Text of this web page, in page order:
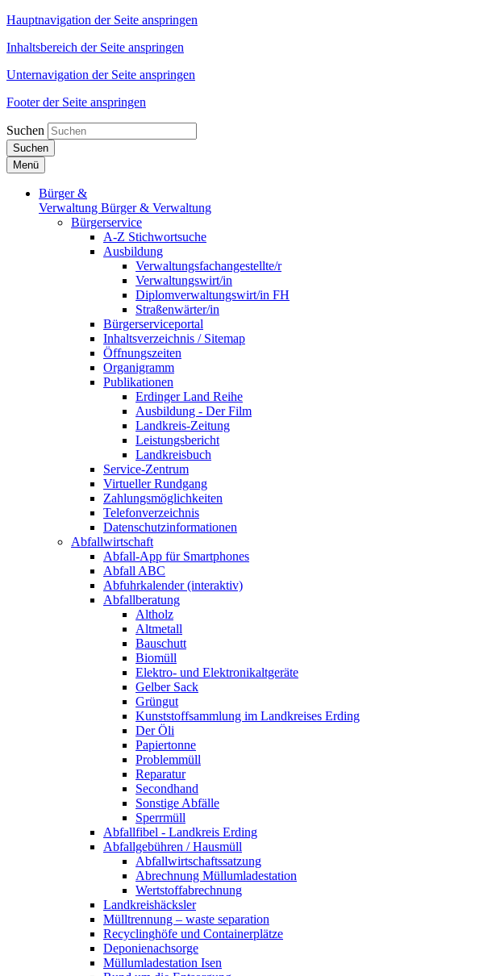
Hauptnavigation der Seite anspringen
Inhaltsbereich der Seite anspringen
Unternavigation der Seite anspringen
Footer der Seite anspringen
Suchen
Suchen
Menü
Bürger &
Verwaltung Bürger & Verwaltung
Bürgerservice
A-Z Stichwortsuche
Ausbildung
Verwaltungsfachangestellte/r
Verwaltungswirt/in
Diplomverwaltungswirt/in FH
Straßenwärter/in
Bürgerserviceportal
Inhaltsverzeichnis / Sitemap
Öffnungszeiten
Organigramm
Publikationen
Erdinger Land Reihe
Ausbildung - Der Film
Landkreis-Zeitung
Leistungsbericht
Landkreisbuch
Service-Zentrum
Virtueller Rundgang
Zahlungsmöglichkeiten
Telefonverzeichnis
Datenschutzinformationen
Abfallwirtschaft
Abfall-App für Smartphones
Abfall ABC
Abfuhrkalender (interaktiv)
Abfallberatung
Altholz
Altmetall
Bauschutt
Biomüll
Elektro- und Elektronikaltgeräte
Gelber Sack
Grüngut
Kunststoffsammlung im Landkreises Erding
Der Öli
Papiertonne
Problemmüll
Reparatur
Secondhand
Sonstige Abfälle
Sperrmüll
Abfallfibel - Landkreis Erding
Abfallgebühren / Hausmüll
Abfallwirtschaftssatzung
Abrechnung Müllumladestation
Wertstoffabrechnung
Landkreishäcksler
Mülltrennung – waste separation
Recyclinghöfe und Containerplätze
Deponienachsorge
Müllumladestation Isen